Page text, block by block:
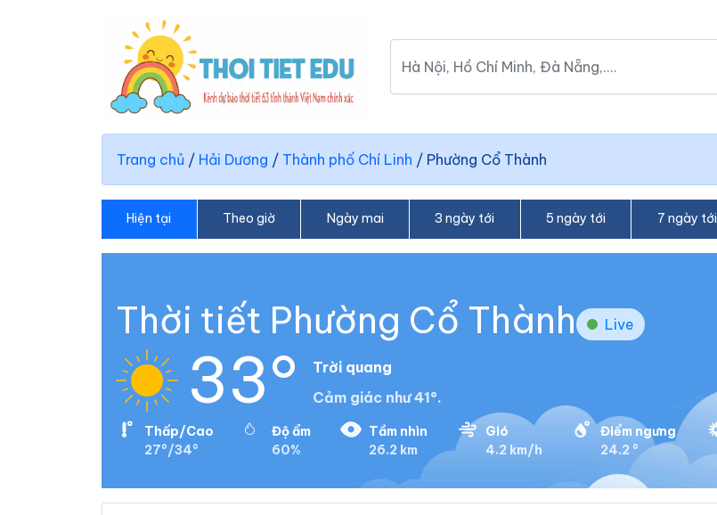
Trang chủ / Hải Dương / Thành phố Chí Linh / Phường Cổ Thành
Hiện tại Theo giờ Ngày mai 3 ngày tới 5 ngày tới 7 ngày tới
Thời tiết Phường Cổ Thành Live
33°
Trời quang
Cảm giác như 41°.
Thấp/Cao
27°/34°
Độ ẩm
60%
Tầm nhìn
26.2 km
Gió
4.2 km/h
Điểm ngưng
24.2 °